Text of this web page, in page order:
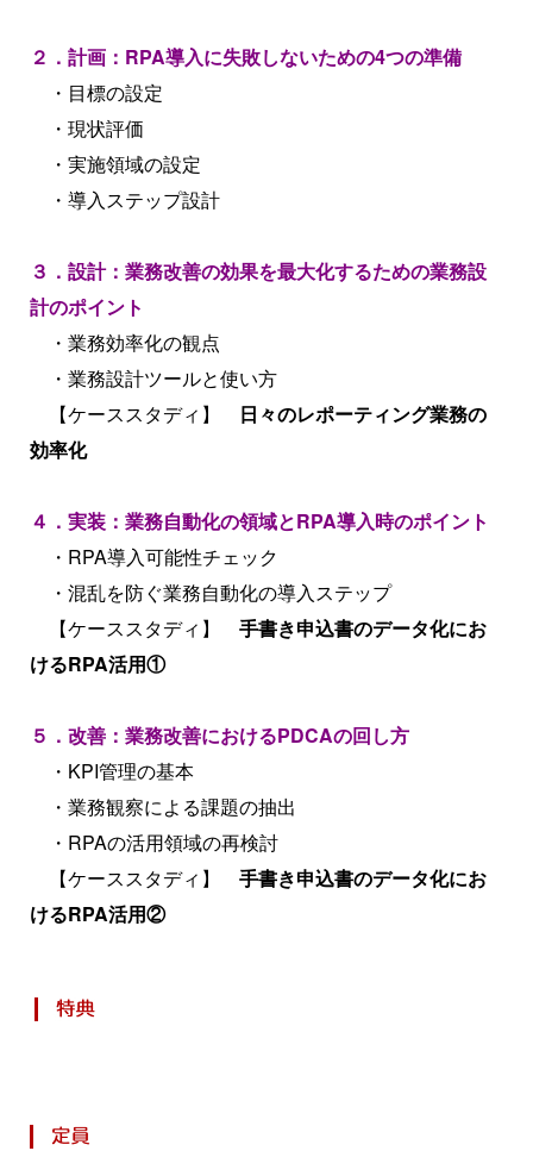
２．計画：RPA導入に失敗しないための4つの準備
・目標の設定
・現状評価
・実施領域の設定
・導入ステップ設計
３．設計：業務改善の効果を最大化するための業務設
計のポイント
・業務効率化の観点
・業務設計ツールと使い方
【ケーススタディ】 日々のレポーティング業務の
効率化
４．実装：業務自動化の領域とRPA導入時のポイント
・RPA導入可能性チェック
・混乱を防ぐ業務自動化の導入ステップ
【ケーススタディ】 手書き申込書のデータ化にお
けるRPA活用①
５．改善：業務改善におけるPDCAの回し方
・KPI管理の基本
・業務観察による課題の抽出
・RPAの活用領域の再検討
【ケーススタディ】 手書き申込書のデータ化にお
けるRPA活用②